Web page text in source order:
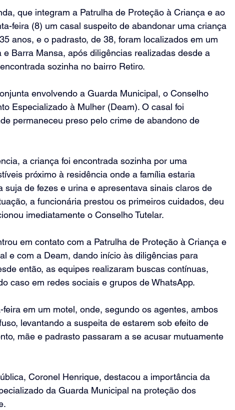
que integram a Patrulha de Proteção à Criança e ao
feira (8) um casal suspeito de abandonar uma criança
anos, e o padrasto, de 38, foram localizados em um
Barra Mansa, após diligências realizadas desde a
sozinha no bairro Retiro.
envolvendo a Guarda Municipal, o Conselho
Especializado à Mulher (Deam). O casal foi
permaneceu preso pelo crime de abandono de
a criança foi encontrada sozinha por uma
próximo à residência onde a família estaria
suja de fezes e urina e apresentava sinais claros de
a funcionária prestou os primeiros cuidados, deu
imediatamente o Conselho Tutelar.
em contato com a Patrulha de Proteção à Criança e
e com a Deam, dando início às diligências para
então, as equipes realizaram buscas contínuas,
caso em redes sociais e grupos de WhatsApp.
em um motel, onde, segundo os agentes, ambos
levantando a suspeita de estarem sob efeito de
mãe e padrasto passaram a se acusar mutuamente
Coronel Henrique, destacou a importância da
da Guarda Municipal na proteção dos